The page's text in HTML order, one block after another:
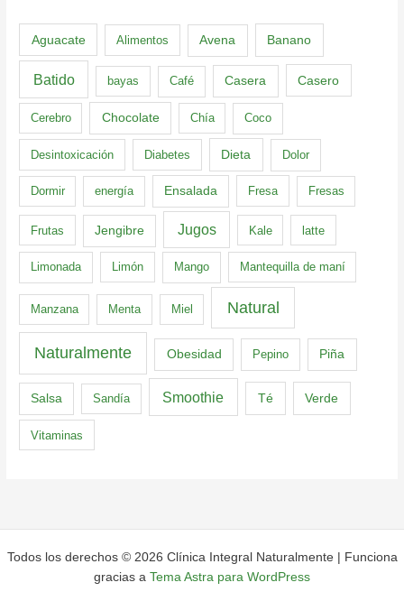
Aguacate Alimentos Avena Banano
Batido bayas Café Casera Casero
Cerebro Chocolate Chía Coco
Desintoxicación Diabetes Dieta Dolor
Dormir energía Ensalada Fresa Fresas
Frutas Jengibre Jugos Kale latte
Limonada Limón Mango Mantequilla de maní
Manzana Menta Miel Natural
Naturalmente Obesidad Pepino Piña
Salsa Sandía Smoothie Té Verde
Vitaminas
Todos los derechos © 2026 Clínica Integral Naturalmente | Funciona
gracias a Tema Astra para WordPress